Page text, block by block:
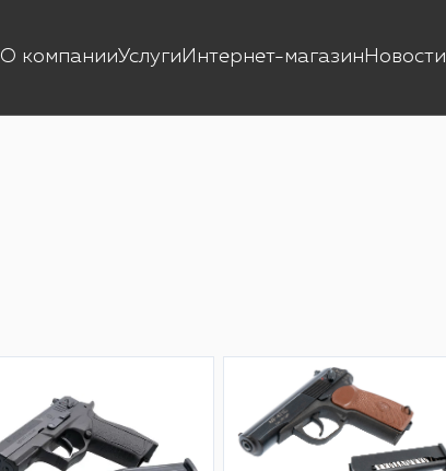
О компанииУслуги Интернет-магазин Новости